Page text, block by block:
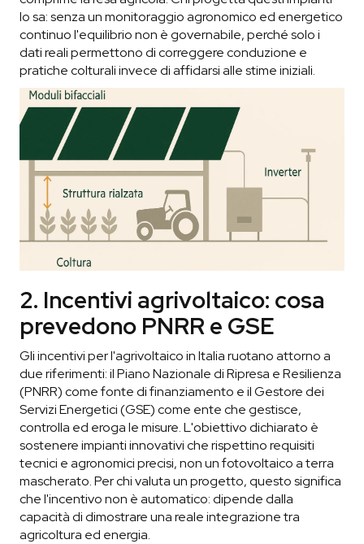
lo sa: senza un monitoraggio agronomico ed energetico
continuo l'equilibrio non è governabile, perché solo i
dati reali permettono di correggere conduzione e
pratiche colturali invece di affidarsi alle stime iniziali.
2. Incentivi agrivoltaico: cosa
prevedono PNRR e GSE
Gli incentivi per l'agrivoltaico in Italia ruotano attorno a
due riferimenti: il Piano Nazionale di Ripresa e Resilienza
(PNRR) come fonte di finanziamento e il Gestore dei
Servizi Energetici (GSE) come ente che gestisce,
controlla ed eroga le misure. L'obiettivo dichiarato è
sostenere impianti innovativi che rispettino requisiti
tecnici e agronomici precisi, non un fotovoltaico a terra
mascherato. Per chi valuta un progetto, questo significa
che l'incentivo non è automatico: dipende dalla
capacità di dimostrare una reale integrazione tra
agricoltura ed energia.